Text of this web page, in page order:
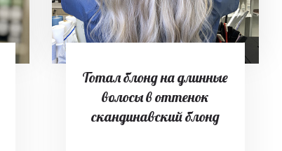
Тотал блонд на длинные
волосы в оттенок
скандинавский блонд